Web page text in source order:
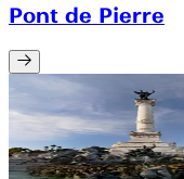
Pont de Pierre